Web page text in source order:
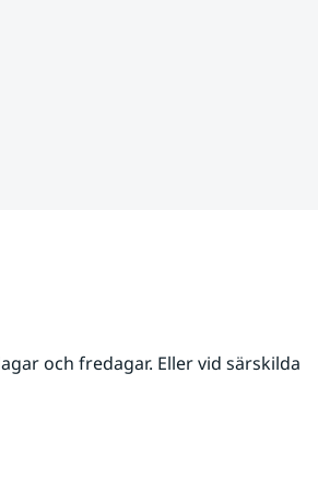
och fredagar. Eller vid särskilda